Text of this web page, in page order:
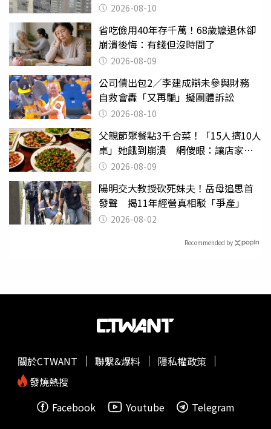
2026-08-10
省吃儉用40年存千萬！68歲嬤退休卻
崩潰後悔：有錢但沒時間了
2026-08-09
公司債出包2／李建成辯未參與財務
自救會轟「又再騙」擬團體訴訟
2026-08-10
父親節聚餐點3千合菜！「15人擠10人
桌」她餓到崩潰 網傻眼：讓店家看
笑話2026-08-09
陽明交大教授砍死妹夫！岳母追思首
發聲 揭11年經營真相駁「爭產」
2026-08-02
Recommended by
關於CTWANT 聯繫&爆料
隱私權政策
發燒熱搜
Facebook
Youtube Telegram